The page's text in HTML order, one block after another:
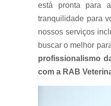
está pronta para
tranquilidade para
nossos serviços
buscar o melhor
profissionalismo
com a RAB